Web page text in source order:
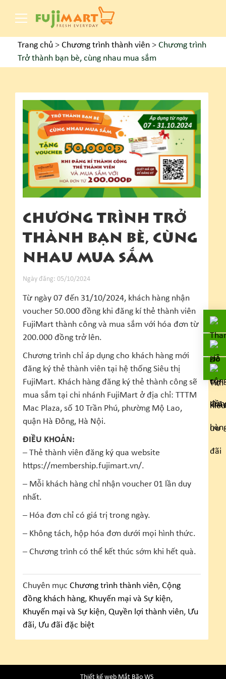
Trang chủ > Chương trình thành viên > Chương trình
Trở thành bạn bè, cùng nhau mua sắm
CHƯƠNG TRÌNH TRỞ
THÀNH BẠN BÈ, CÙNG
NHAU MUA SẮM
Ngày đăng: 05/10/2024
Từ ngày 07 đến 31/10/2024, khách hàng nhận
voucher 50.000 đồng khi đăng kí thẻ thành viên
FujiMart thành công và mua sắm với hóa đơn từ
200.000 đồng trở lên.
Chương trình chỉ áp dụng cho khách hàng mới
đăng ký thẻ thành viên tại hệ thống Siêu thị
FujiMart. Khách hàng đăng ký thẻ thành công sẽ
mua sắm tại chi nhánh FujiMart ở địa chỉ: TTTM
Mac Plaza, số 10 Trần Phú, phường Mộ Lao,
quận Hà Đông, Hà Nội.
ĐIỀU KHOẢN:
– Thẻ thành viên đăng ký qua website
https://membership.fujimart.vn/.
– Mỗi khách hàng chỉ nhận voucher 01 lần duy
nhất.
– Hóa đơn chỉ có giá trị trong ngày.
– Không tách, hộp hóa đơn dưới mọi hình thức.
– Chương trình có thể kết thúc sớm khi hết quà.
Chuyên mục Chương trình thành viên, Cộng
đồng khách hàng, Khuyến mại và Sự kiện,
Khuyến mại và Sự kiện, Quyền lợi thành viên, Ưu
đãi, Ưu đãi đặc biệt
Thiết kế web Mắt Bão WS